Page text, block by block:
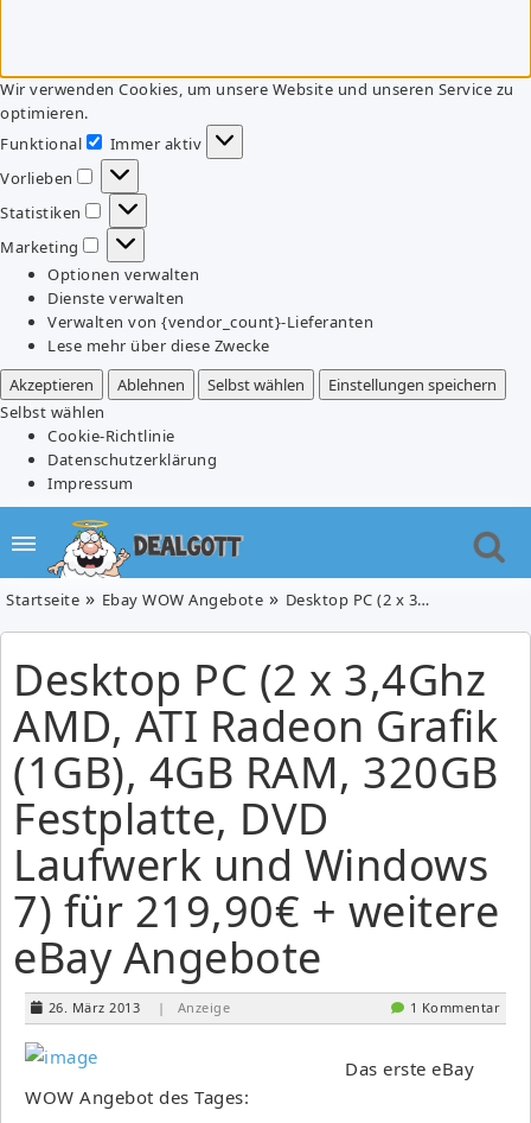
Wir verwenden Cookies, um unsere Website und unseren Service zu
optimieren.
Funktional
Funktional
Immer aktiv
Vorlieben
Vorlieben
Statistiken
Statistiken
Marketing
Marketing
Optionen verwalten
Dienste verwalten
Verwalten von {vendor_count}-Lieferanten
Lese mehr über diese Zwecke
Akzeptieren
Ablehnen Selbst wählen
Einstellungen speichern
Selbst wählen
Cookie-Richtlinie
Datenschutzerklärung
Impressum
Startseite Ebay WOW Angebote Desktop PC (2 x 3,4Ghz AMD, ATI Radeon Grafik (1GB), 4GB RAM, 320GB Festplatte, DVD Laufwerk und Windows 7) für 219,90€ + weitere eBay Angebote
Desktop PC (2 x 3,4Ghz
AMD, ATI Radeon Grafik
(1GB), 4GB RAM, 320GB
Festplatte, DVD
Laufwerk und Windows
7) für 219,90€ + weitere
eBay Angebote
26. März 2013 | Anzeige 1 Kommentar
Das erste eBay
WOW Angebot des Tages: